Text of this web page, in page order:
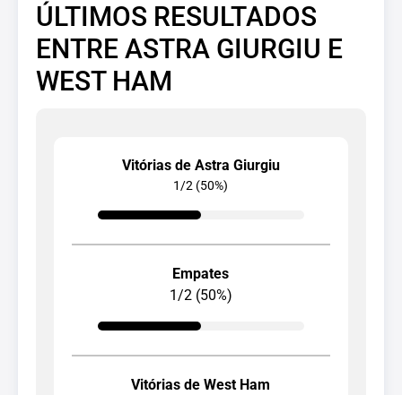
ÚLTIMOS RESULTADOS
ENTRE ASTRA GIURGIU E
WEST HAM
Vitórias de Astra Giurgiu
1/2 (50%)
Empates
1/2 (50%)
Vitórias de West Ham